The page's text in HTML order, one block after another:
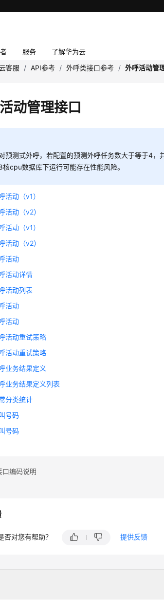
服务 了解华为云
客服 / API参考 / 外呼类接口参考 / 外呼活动管
动管理接口
预测式外呼，若配置的预测外呼任务数大于等于4，
核cpu数据库下运行可能存在性能风险。
活动（v1）
活动（v2）
活动（v1）
活动（v2）
活动
活动详情
活动列表
活动
活动
活动重试策略
活动重试策略
业务结果定义
业务结果定义列表
分类统计
号码
号码
口编码说明
否对您有帮助？ 提供反馈